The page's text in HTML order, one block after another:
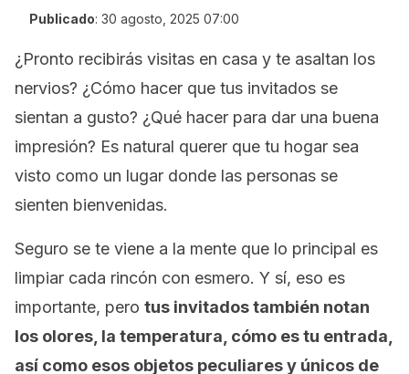
Publicado: 30 agosto, 2025 07:00
¿Pronto recibirás visitas en casa y te asaltan los
nervios? ¿Cómo hacer que tus invitados se
sientan a gusto? ¿Qué hacer para dar una buena
impresión? Es natural querer que tu hogar sea
visto como un lugar donde las personas se
sienten bienvenidas.
Seguro se te viene a la mente que lo principal es
limpiar cada rincón con esmero. Y sí, eso es
importante, pero tus invitados también notan
los olores, la temperatura, cómo es tu entrada,
así como esos objetos peculiares y únicos de